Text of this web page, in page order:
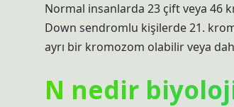
Normal insanlarda 23 çift veya 46
Down sendromlu kişilerde 21.
ayrı bir kromozom olabilir veya
N nedir